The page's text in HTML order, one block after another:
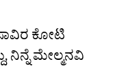
ಸಾವಿರ ಕೋಟಿ
ನಿನ್ನೆ ಮೇಲ್ಮನವಿ